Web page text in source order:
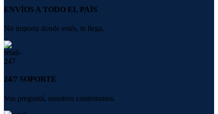
ENVÍOS A TODO EL PAÍS
No importa donde estés, te llega.
24/7 SOPORTE
Vos preguntá, nosotros contestamos.